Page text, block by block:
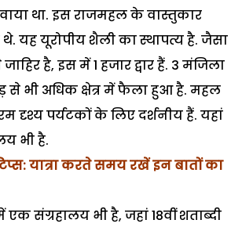
था. इस राजमहल के वास्तुकार
यह यूरोपीय शैली का स्थापत्य है. जैसा
है, इस में 1 हजार द्वार हैं. 3 मंजिला
भी अधिक क्षेत्र में फैला हुआ है. महल
पर्यटकों के लिए दर्शनीय हैं. यहां
भी है.
यात्रा करते समय रखें इन बातों का
एक संग्रहालय भी है, जहां 18वीं शताब्दी